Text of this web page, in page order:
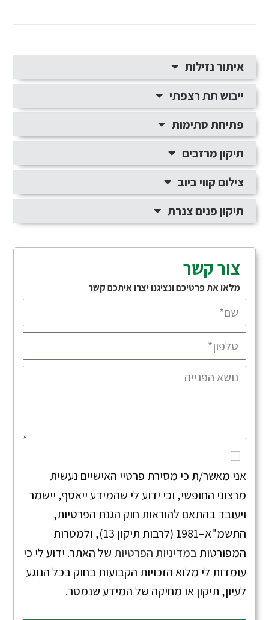
איתור נזילות
ייבוש תת רצפתי
פתיחת סתימות
תיקון מרזבים
צילום קווי ביוב
תיקון פנים צנרת
צור קשר
מלאו את פרטיכם ונציגנו יצרו איתכם קשר
אני מאשר/ת כי מסירת פרטיי האישיים נעשית
מרצוני החופשי, וכי ידוע לי שהמידע ייאסף, יישמר
ויעובד בהתאם להוראות חוק הגנת הפרטיות,
התשמ"א–1981 (לרבות תיקון 13), ולמטרות
המפורטותבמדיניות הפרטיות של האתר. ידוע לי כי
עומדות לי מלוא הזכויות הקבועות בחוק בכל הנוגע
לעיון, תיקון או מחיקה של המידע שנמסר.